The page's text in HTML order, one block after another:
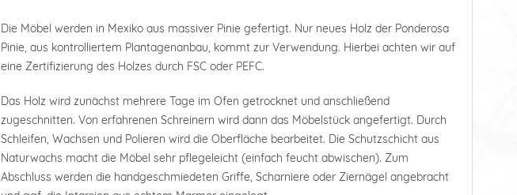
Die Möbel werden in Mexiko aus massiver Pinie gefertigt. Nur neues Holz der Ponderosa
Pinie, aus kontrolliertem Plantagenanbau, kommt zur Verwendung. Hierbei achten wir auf
eine Zertifizierung des Holzes durch FSC oder PEFC.
Das Holz wird zunächst mehrere Tage im Ofen getrocknet und anschließend
zugeschnitten. Von erfahrenen Schreinern wird dann das Möbelstück angefertigt. Durch
Schleifen, Wachsen und Polieren wird die Oberfläche bearbeitet. Die Schutzschicht aus
Naturwachs macht die Möbel sehr pflegeleicht (einfach feucht abwischen). Zum
Abschluss werden die handgeschmiedeten Griffe, Scharniere oder Ziernägel angebracht